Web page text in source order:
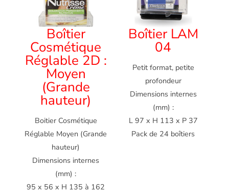
Boîtier
Cosmétique
Réglable 2D :
Moyen
(Grande
hauteur)
Boitier Cosmétique
Réglable Moyen (Grande
hauteur)
Dimensions internes
(mm) :
95 x 56 x H 135 à 162
Boîtier LAM
04
Petit format, petite
profondeur
Dimensions internes
(mm) :
L 97 x H 113 x P 37
Pack de 24 boîtiers